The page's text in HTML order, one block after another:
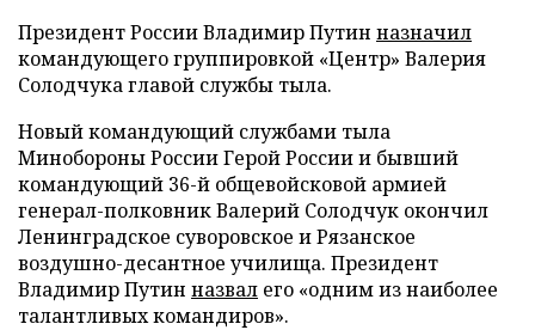
Президент России Владимир Путин назначил
командующего группировкой «Центр» Валерия
Солодчука главой службы тыла.
Новый командующий службами тыла
Минобороны России Герой России и бывший
командующий 36-й общевойсковой армией
генерал-полковник Валерий Солодчук окончил
Ленинградское суворовское и Рязанское
воздушно-десантное училища. Президент
Владимир Путин назвал его «одним из наиболее
талантливых командиров».